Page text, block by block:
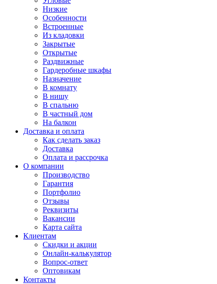
Низкие
Особенности
Встроенные
Из кладовки
Закрытые
Открытые
Раздвижные
Гардеробные шкафы
Назначение
В комнату
В нишу
В спальню
В частный дом
На балкон
Доставка и оплата
Как сделать заказ
Доставка
Оплата и рассрочка
О компании
Производство
Гарантия
Портфолио
Отзывы
Реквизиты
Вакансии
Карта сайта
Клиентам
Скидки и акции
Онлайн-калькулятор
Вопрос-ответ
Оптовикам
Контакты